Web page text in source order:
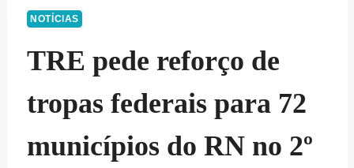
NOTÍCIAS
TRE pede reforço de
tropas federais para 72
municípios do RN no 2º